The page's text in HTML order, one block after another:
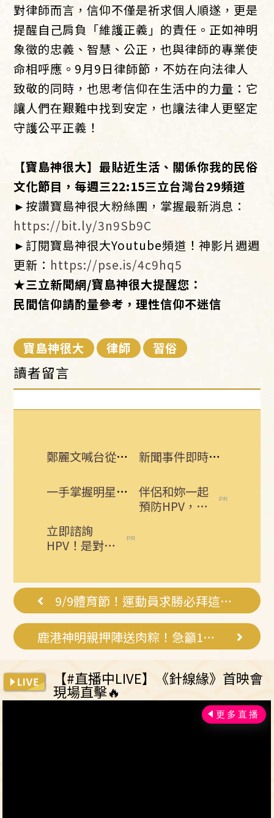
對律師而言，信仰不僅是祈求個人順遂，更是
提醒自己肩負「維護正義」的責任。正如神明
象徵的忠義、智慧、公正，也與律師的專業使
命相呼應。9月9日律師節，不妨在向法律人
致敬的同時，也思考信仰在生活中的力量：它
讓人們在艱難中找到安定，也讓法律人更堅定
守護公平正義！
【寶島神很大】最貼近生活、關係你我的民俗
文化節目，每週三22:15三立台灣台29頻道
►按讚寶島神很大粉絲團，掌握最新消息：
https://bit.ly/3n9Sb9C
►訂閱寶島神很大Youtube頻道！神影片週週
更新： https://pse.is/4c9hq5
★三立新聞網/寶島神很大提醒您：
民間信仰請酌量參考，理性信仰不迷信
寶島神很大 律師 習俗
讀者留言
鄭麗文喊台從未獨立！他翻馬英九1句打臉 新聞事件即時更新 所有消息一手掌握！
一手掌握明星動態 即刻下載娛樂星聞APP
伴侶和妳一起
預防HPV，才
立即諮詢
HPV！是對自
在不嫌晚...
9/9體育節！運動員求勝必拜這些神明
鹿港神明親押陣送肉粽！急籲1生肖快迴避
【#直播中LIVE】《針線緣》首映會
現場直擊🔥